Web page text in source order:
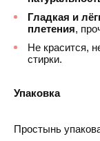
Гладкая и
плетения,
Не красится,
стирки.
Упаковка
Простынь